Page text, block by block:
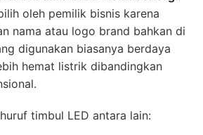
oleh pemilik bisnis karena
nama atau logo brand bahkan di
digunakan biasanya berdaya
hemat listrik dibandingkan
timbul LED antara lain: